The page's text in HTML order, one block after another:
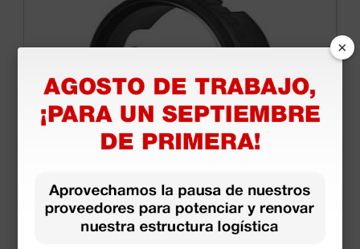
Disco de contacto con escala milimétrica para
×